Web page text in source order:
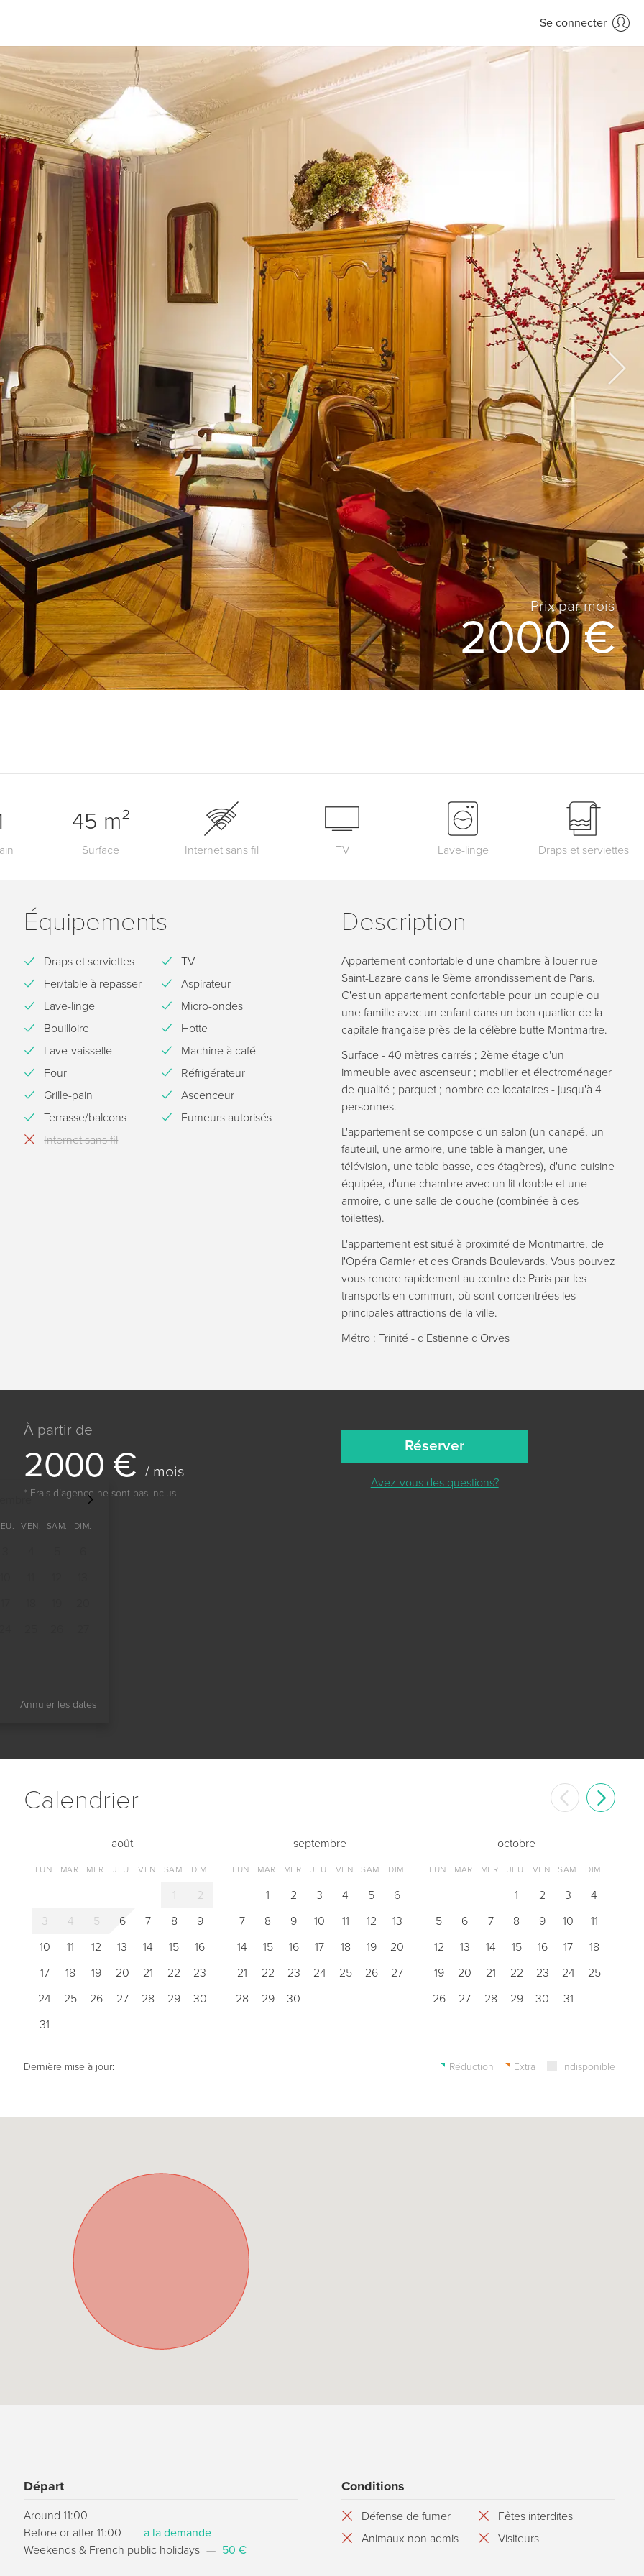
Se connecter
Prix ​​par mois
2000 €
Surface
45 m²
Internet sans fil TV Lave-linge Draps et serviettes
Équipements
Draps et serviettes
TV
Fer/table à repasser
Aspirateur
Lave-linge
Micro-ondes
Bouilloire
Hotte
Lave-vaisselle
Machine à café
Four
Réfrigérateur
Grille-pain
Ascenceur
Terrasse/balcons
Fumeurs autorisés
Internet sans fil
Description
Appartement confortable d'une chambre à louer rue
Saint-Lazare dans le 9ème arrondissement de Paris.
C'est un appartement confortable pour un couple ou
une famille avec un enfant dans un bon quartier de la
capitale française près de la célèbre butte Montmartre.
Surface - 40 mètres carrés ; 2ème étage d'un
immeuble avec ascenseur ; mobilier et électroménager
de qualité ; parquet ; nombre de locataires - jusqu'à 4
personnes.
L'appartement se compose d'un salon (un canapé, un
fauteuil, une armoire, une table à manger, une
télévision, une table basse, des étagères), d'une cuisine
équipée, d'une chambre avec un lit double et une
armoire, d'une salle de douche (combinée à des
toilettes).
L'appartement est situé à proximité de Montmartre, de
l'Opéra Garnier et des Grands Boulevards. Vous pouvez
vous rendre rapidement au centre de Paris par les
transports en commun, où sont concentrées les
principales attractions de la ville.
Métro : Trinité - d'Estienne d'Orves
VEN. SAM. DIM.
Annuler les dates
À partir de
2000 € / mois
* Frais dʼagence ne sont pas inclus
Réserver
Avez-vous des questions?
Сalendrier
août
LUN. MAR. MER. JEU. VEN. SAM. DIM.
1
2
3
4 5 6 7 8
9
10
11 12 13 14 15
16
17
18 19 20 21 22
23
24
25 26 27 28 29
30
31
septembre
LUN. MAR. MER. JEU. VEN. SAM. DIM.
1 2 3 4 5
6
7
8 9 10 11 12
13
14
15 16 17 18 19
20
21
22 23 24 25 26
27
28
29 30
octobre
LUN. MAR. MER. JEU. VEN. SAM. DIM.
1 2 3
4
5
6 7 8 9 10
11
12
13 14 15 16 17
18
19
20 21 22 23 24
25
26
27 28 29 30 31
Dernière mise à jour: Réduction Extra Indisponible
Départ
Around 11:00
Before or after 11:00 — a la demande
Weekends & French public holidays — 50 €
Conditions
Défense de fumer
Fêtes interdites
Animaux non admis
Visiteurs